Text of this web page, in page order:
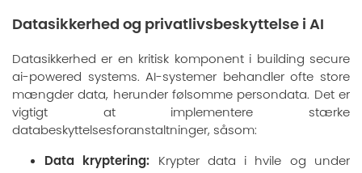
Datasikkerhed og privatlivsbeskyttelse i AI
Datasikkerhed er en kritisk komponent i building secure
ai-powered systems. AI-systemer behandler ofte store
mængder data, herunder følsomme persondata. Det er
vigtigt at implementere stærke
databeskyttelsesforanstaltninger, såsom:
Data kryptering: Krypter data i hvile og under